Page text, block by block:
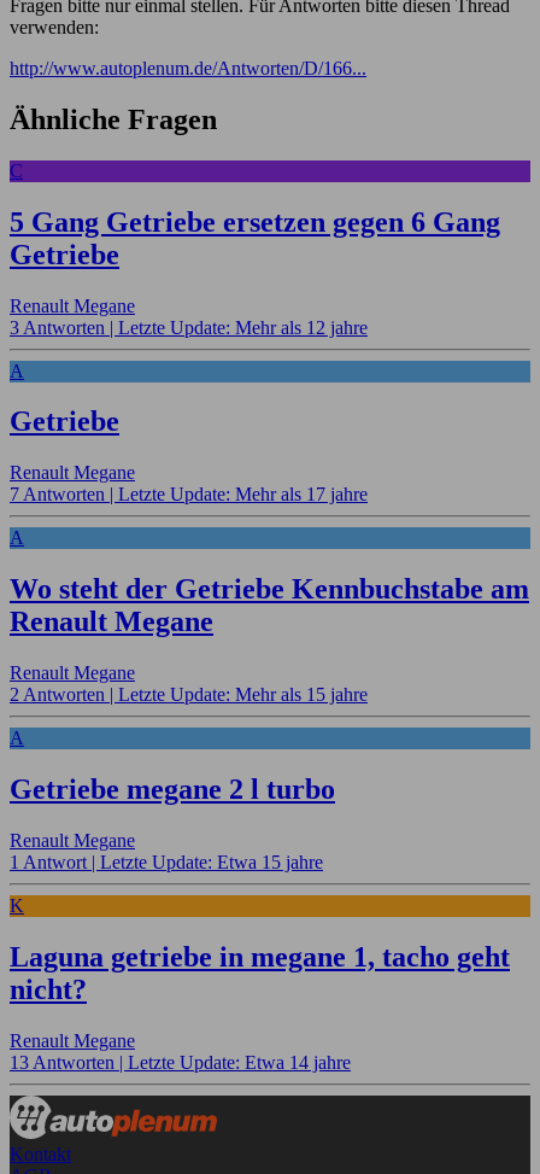
Fragen bitte nur einmal stellen. Für Antworten bitte diesen Thread
verwenden:
http://www.autoplenum.de/Antworten/D/166...
Ähnliche Fragen
C
5 Gang Getriebe ersetzen gegen 6 Gang
Getriebe
Renault Megane
3 Antworten | Letzte Update: Mehr als 12 jahre
A
Getriebe
Renault Megane
7 Antworten | Letzte Update: Mehr als 17 jahre
A
Wo steht der Getriebe Kennbuchstabe am
Renault Megane
Renault Megane
2 Antworten | Letzte Update: Mehr als 15 jahre
A
Getriebe megane 2 l turbo
Renault Megane
1 Antwort | Letzte Update: Etwa 15 jahre
K
Laguna getriebe in megane 1, tacho geht
nicht?
Renault Megane
13 Antworten | Letzte Update: Etwa 14 jahre
Kontakt